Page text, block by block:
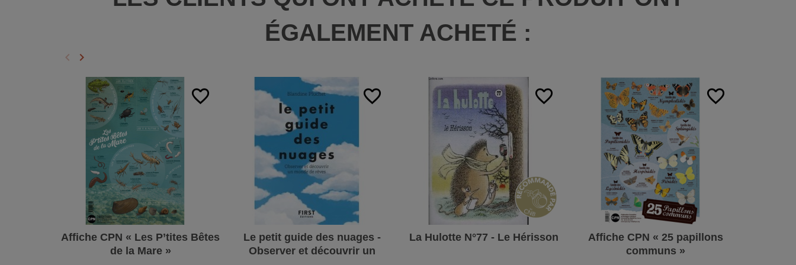
ÉGALEMENT ACHETÉ :
Précédent
keyboard_arrow_left Suivant
keyboard_arrow_right
favorite_border
Affiche CPN « Les P’tites Bêtes
de la Mare »
favorite_border
Le petit guide des nuages -
Observer et découvrir un
favorite_border
La Hulotte N°77 - Le Hérisson
favorite_border
Affiche CPN « 25 papillons
communs »